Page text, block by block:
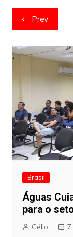
Navegação
de
artigos
Prev
Brasil
Águas
para o
Célio